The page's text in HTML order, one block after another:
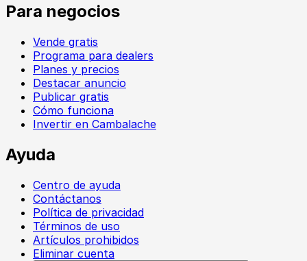
Para negocios
Vende gratis
Programa para dealers
Planes y precios
Destacar anuncio
Publicar gratis
Cómo funciona
Invertir en Cambalache
Ayuda
Centro de ayuda
Contáctanos
Política de privacidad
Términos de uso
Artículos prohibidos
Eliminar cuenta